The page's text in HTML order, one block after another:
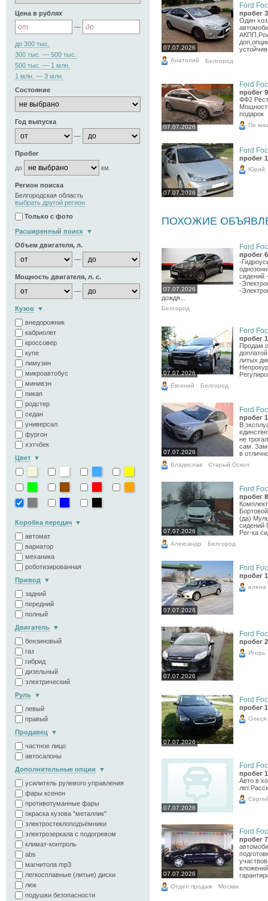
Цена в рублях
—
до 300 тыс.
300 тыс. — 500 тыс.
500 тыс. — 1 млн.
1 млн. — 3 млн.
Состояние
Год выпуска
—
Пробег
до
км.
Регион поиска
Белгородская область
выбрать другой регион
Только с фото
Расширенный поиск
Объем двигателя, л.
—
Мощность двигателя, л. с.
—
Кузов
внедорожник
кабриолет
кроссовер
купе
лимузин
микроавтобус
минивэн
пикап
родстер
седан
универсал
фургон
хэтчбек
Цвет
Коробка передач
автомат
вариатор
механика
роботизированная
Привод
задний
передний
полный
Двигатель
бензиновый
газ
гибрид
дизельный
электрический
Руль
левый
правый
Продавец
частное лицо
автосалоны
Дополнительные опции
усилитель рулевого управления
фары ксенон
противотуманные фары
окраска кузова "металлик"
электростеклоподъёмники
электрозеркала с подогревом
климат-контроль
abs
магнитола mp3
легкосплавные (литые) диски
люк
подушки безопасности
07.07.2026
Ford
пробег
Один
Анатолий Белгород
07.07.2026
Ford
пробег
ФФ2
подарок
По
07.07.2026
Ford
пробег
Юрий
ПОХОЖИЕ
07.07.2026
Ford
пробег
-
сидений
-
-
дождя...
Белгород
07.07.2026
Ford
пробег
Продам
литых
Евгений Белгород
07.07.2026
Ford
пробег
В
не
сам.
в
Владислав Старый Оскол
07.07.2026
Ford
пробег
(да)
сидений
Рег-ка
Александр Белгород
07.07.2026
Ford
пробег
елена
07.07.2026
Ford
пробег
Игорь
07.07.2026
Ford
пробег
07.07.2026
Ford
пробег
Авто в
07.07.2026
Ford
пробег
Отдел продаж Москва